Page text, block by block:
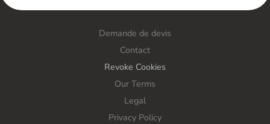
Demande de devis
Contact
Revoke Cookies
Our Terms
Legal
Privacy Policy